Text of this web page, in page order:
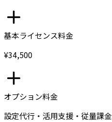
基本ライセンス料金
¥34,500
オプション料金
設定代行・活用支援・従量課金